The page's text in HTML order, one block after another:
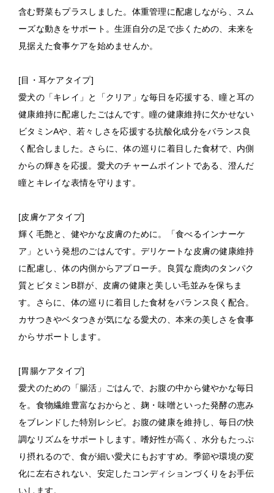
含む野菜もプラスしました。体重管理に配慮しながら、スム
ーズな動きをサポート。生涯自分の足で歩くための、未来を
見据えた食事ケアを始めませんか。
[目・耳ケアタイプ]
愛犬の「キレイ」と「クリア」な毎日を応援する、瞳と耳の
健康維持に配慮したごはんです。瞳の健康維持に欠かせない
ビタミンAや、若々しさを応援する抗酸化成分をバランス良
く配合しました。さらに、体の巡りに着目した食材で、内側
からの輝きを応援。愛犬のチャームポイントである、澄んだ
瞳とキレイな表情を守ります。
[皮膚ケアタイプ]
輝く毛艶と、健やかな皮膚のために。「食べるインナーケ
ア」という発想のごはんです。デリケートな皮膚の健康維持
に配慮し、体の内側からアプローチ。良質な鹿肉のタンパク
質とビタミンB群が、皮膚の健康と美しい毛並みを保ちま
す。さらに、体の巡りに着目した食材をバランス良く配合。
カサつきやベタつきが気になる愛犬の、本来の美しさを食事
からサポートします。
[胃腸ケアタイプ]
愛犬のための「腸活」ごはんで、お腹の中から健やかな毎日
を。食物繊維豊富なおからと、麹・味噌といった発酵の恵み
をブレンドした特別レシピ。お腹の健康を維持し、毎日の快
調なリズムをサポートします。嗜好性が高く、水分もたっぷ
り摂れるので、食が細い愛犬にもおすすめ。季節や環境の変
化に左右されない、安定したコンディションづくりをお手伝
いします。